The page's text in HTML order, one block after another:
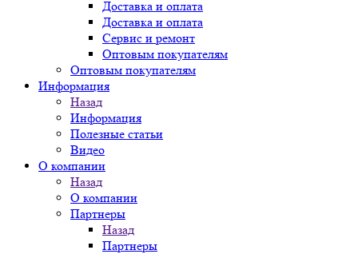
Доставка и оплата
Доставка и оплата
Сервис и ремонт
Оптовым покупателям
Оптовым покупателям
Информация
Назад
Информация
Полезные статьи
Видео
О компании
Назад
О компании
Партнеры
Назад
Партнеры